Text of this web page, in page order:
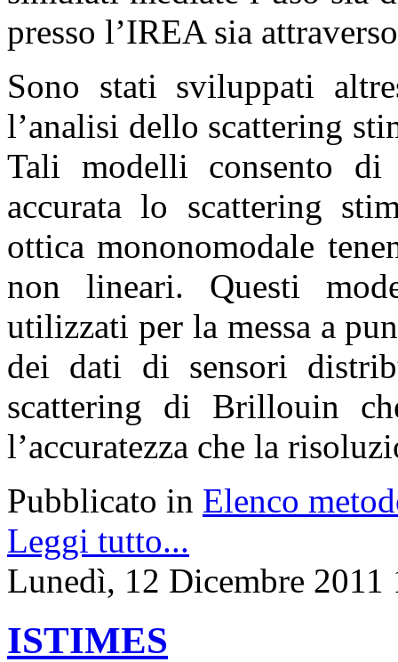
presso l’IREA sia
Sono stati sviluppati
l’analisi dello scattering
Tali modelli consento di
accurata lo scattering
ottica mononomodale
non lineari. Questi
utilizzati per la messa a
dei dati di sensori
scattering di Brillouin
l’accuratezza che la
Pubblicato in Elenco
Leggi tutto...
Lunedì, 12 Dicembre 2011
ISTIMES